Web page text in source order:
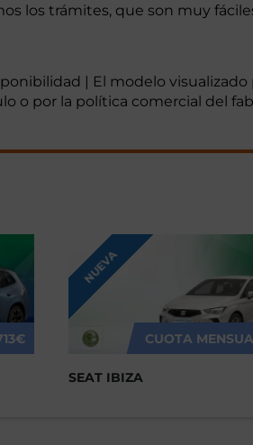
los trámites, que son muy
| El modelo
o por la política comercial del
NUEVA
CUOTA
SEAT IBIZA